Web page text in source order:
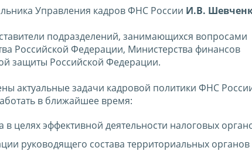
Управления кадров ФНС России И.В.
подразделений, занимающихся вопросами
Российской Федерации, Министерства финансов
защиты Российской Федерации.
актуальные задачи кадровой политики ФНС
в ближайшее время:
целях эффективной деятельности налоговых
руководящего состава территориальных